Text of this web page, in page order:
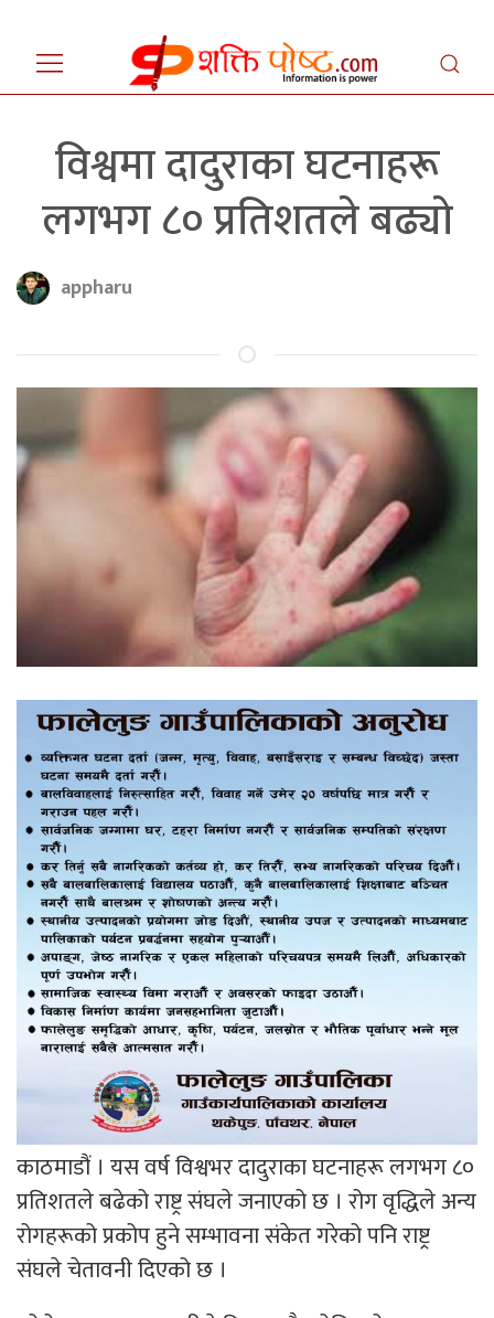
विश्वमा दादुराका घटनाहरू
लगभग ८० प्रतिशतले बढ्यो
appharu
काठमाडौं । यस वर्ष विश्वभर दादुराका घटनाहरू लगभग ८०
प्रतिशतले बढेको राष्ट्र संघले जनाएको छ । रोग वृद्धिले अन्य
रोगहरूको प्रकोप हुने सम्भावना संकेत गरेको पनि राष्ट्र
संघले चेतावनी दिएको छ ।